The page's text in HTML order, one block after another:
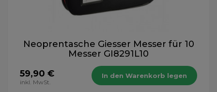
Neoprentasche Giesser Messer für 10
Messer GI8291L10
59,90 €
inkl. MwSt.
In den Warenkorb legen